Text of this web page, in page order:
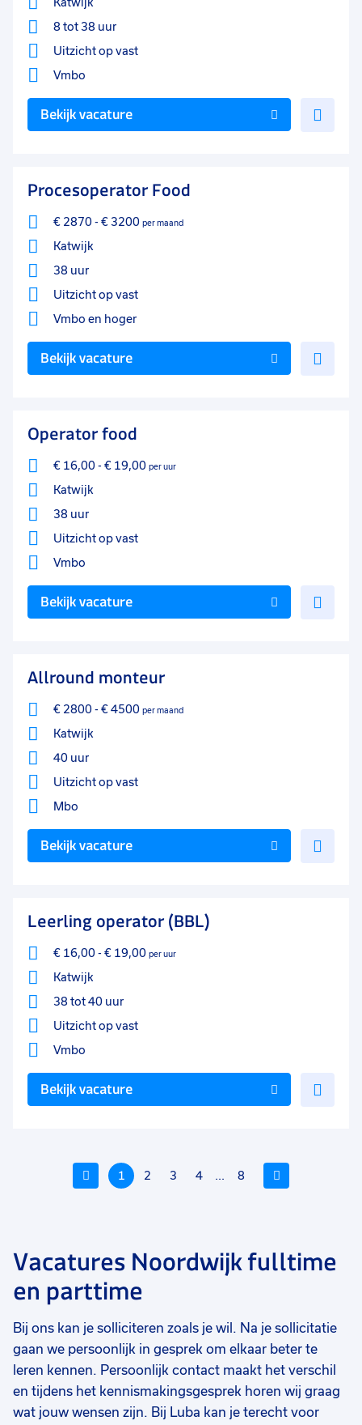
8 tot 38 uur
Uitzicht op vast
Vmbo
Bekijk vacature
Procesoperator Food
€ 2870- € 3200 per maand
Katwijk
38 uur
Uitzicht op vast
Vmbo en hoger
Bekijk vacature
Operator food
€ 16,00- € 19,00 per uur
Katwijk
38 uur
Uitzicht op vast
Vmbo
Bekijk vacature
Allround monteur
€ 2800- € 4500 per maand
Katwijk
40 uur
Uitzicht op vast
Mbo
Bekijk vacature
Leerling operator (BBL)
€ 16,00- € 19,00 per uur
Katwijk
38 tot 40 uur
Uitzicht op vast
Vmbo
Bekijk vacature
Vorige
1 2 3 4 ... 8
toe
aan
favorieten
Verkoopmedewerker
schoenenmode
24 tot 38 uur
Uitzicht op vast
Medewerker horeca Fulltime
38 uur
Uitzicht op vast
Vacatures Noordwijk fulltime
en parttime
Bij ons kan je solliciteren zoals je wil. Na je sollicitatie
gaan we persoonlijk in gesprek om elkaar beter te
leren kennen. Persoonlijk contact maakt het verschil
en tijdens het kennismakingsgesprek horen wij graag
wat jouw wensen zijn. Bij Luba kan je terecht voor